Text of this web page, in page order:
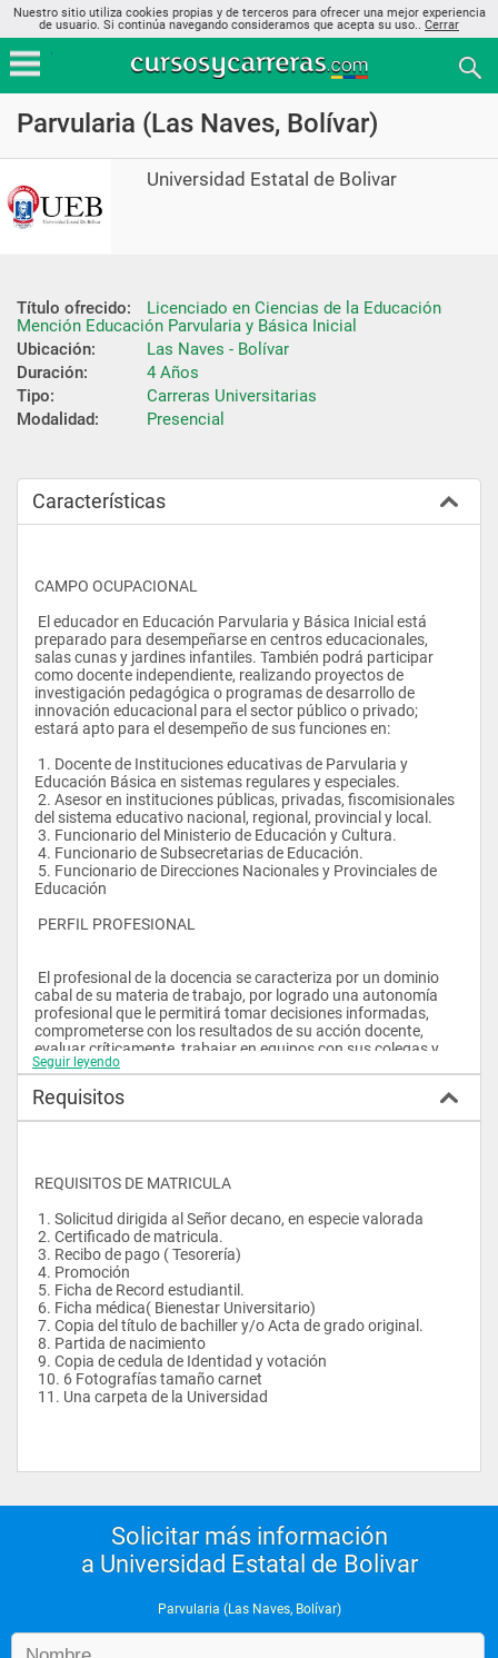
Nuestro sitio utiliza cookies propias y de terceros para ofrecer una mejor experiencia
de usuario. Si continúa navegando consideramos que acepta su uso.. Cerrar
Parvularia (Las Naves, Bolívar)
Universidad Estatal de Bolivar
Título ofrecido:
Licenciado en Ciencias de la Educación
Mención Educación Parvularia y Básica Inicial
Ubicación:
Las Naves - Bolívar
Duración:
4 Años
Tipo:
Carreras Universitarias
Modalidad:
Presencial
Características
CAMPO OCUPACIONAL
preparado para desempeñarse en centros educacionales,
salas cunas y jardines infantiles. También podrá participar
como docente independiente, realizando proyectos de
investigación pedagógica o programas de desarrollo de
innovación educacional para el sector público o privado;
estará apto para el desempeño de sus funciones en:
Educación Básica en sistemas regulares y especiales.
del sistema educativo nacional, regional, provincial y local.
3. Funcionario del Ministerio de Educación y Cultura.
4. Funcionario de Subsecretarias de Educación.
Educación
PERFIL PROFESIONAL
cabal de su materia de trabajo, por logrado una autonomía
profesional que le permitirá tomar decisiones informadas,
comprometerse con los resultados de su acción docente,
evaluar críticamente, trabajar en equipos con sus colegas y
manejar su propia formación holística permanente, y poner en
todos sus educandos alcancen los propósitos de la educación
Seguir leyendo
Requisitos
REQUISITOS DE MATRICULA
1. Solicitud dirigida al Señor decano, en especie valorada
2. Certificado de matricula.
3. Recibo de pago ( Tesorería)
4. Promoción
5. Ficha de Record estudiantil.
6. Ficha médica( Bienestar Universitario)
7. Copia del título de bachiller y/o Acta de grado original.
8. Partida de nacimiento
9. Copia de cedula de Identidad y votación
10. 6 Fotografías tamaño carnet
11. Una carpeta de la Universidad
Solicitar más información
a Universidad Estatal de Bolivar
Parvularia (Las Naves, Bolívar)